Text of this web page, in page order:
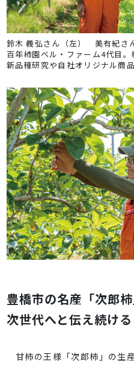
鈴木 義弘さん（左） 美有紀さ
百年柿園ベル・ファーム4代目。
新品種研究や自社オリジナル商品
豊橋市の名産「次郎
次世代へと伝え続ける
甘柿の王様「次郎柿」の生